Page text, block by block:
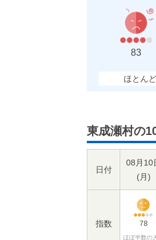
83
ほとん
東成瀬村の
日付
08月10
(月)
指数 78
ほぼ半数の